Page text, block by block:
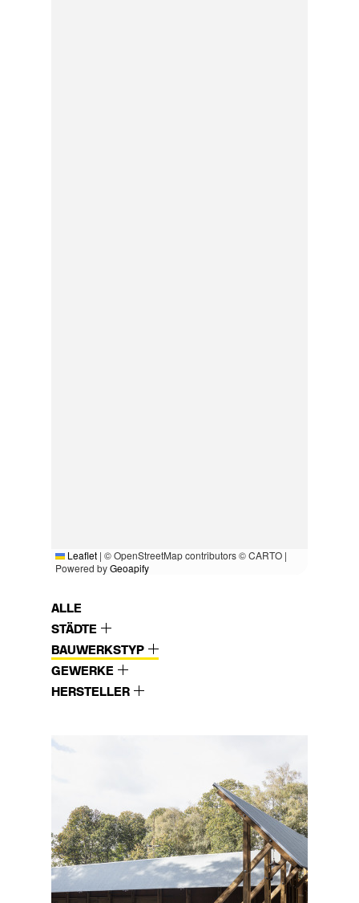
Leaflet | © OpenStreetMap contributors © CARTO |
Powered byGeoapify
ALLE
STÄDTE
BAUWERKSTYP
GEWERKE
HERSTELLER